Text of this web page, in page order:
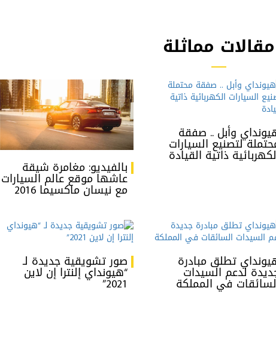
مقالات مماثلة
وأبل .. صفقة
لتصنيع السيارات
ذاتية القيادة
بالفيديو: مغامرة شيقة
عاشها موقع عالم السيارات
مع نيسان ماكسيما 2016
تطلق مبادرة
لدعم السيدات
في المملكة
صور تشويقية جديدة لـ
“هيونداي إلنترا إن لاين
2021”